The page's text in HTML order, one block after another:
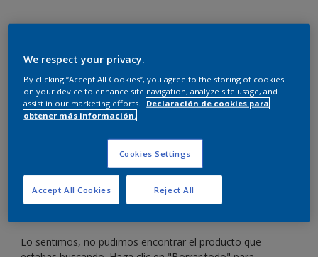
Encuentra los productos para
tu proyecto
Productos encontrados
Filter
Lo sentimos, no pudimos encontrar el producto que
We respect your privacy.
By clicking “Accept All Cookies”, you agree to the storing of cookies
on your device to enhance site navigation, analyze site usage, and
assist in our marketing efforts.
Declaración de cookies para
obtener más información.
Cookies Settings
Reject All
Accept All Cookies